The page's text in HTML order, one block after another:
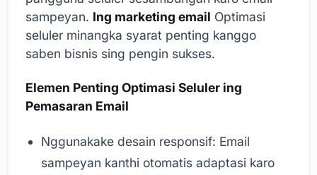
sampeyan. Ing marketing email Optimasi
seluler minangka syarat penting kanggo
saben bisnis sing pengin sukses.
Elemen Penting Optimasi Seluler ing
Pemasaran Email
Nggunakake desain responsif: Email
sampeyan kanthi otomatis adaptasi karo